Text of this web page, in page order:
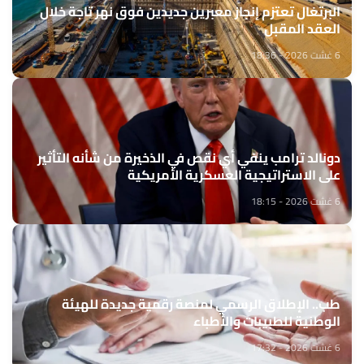
البرتغال تعتزم إنجاز معبرين جديدين فوق نهر تاجة خلال
العقد المقبل
6 غشت 2026 - 18:36
دونالد ترامب ينفي أي نقص في الذخيرة من شأنه التأثير
على الاستراتيجية العسكرية الأمريكية
6 غشت 2026 - 18:15
طب.. الإطلاق الرسمي لمنصة رقمية جديدة للهيئة
الوطنية للطبيبات والأطباء
6 غشت 2026 - 17:32